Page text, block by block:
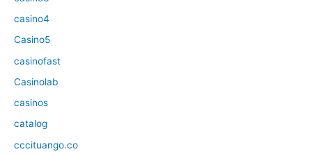
casino4
Casino5
casinofast
Casinolab
casinos
catalog
cccituango.co